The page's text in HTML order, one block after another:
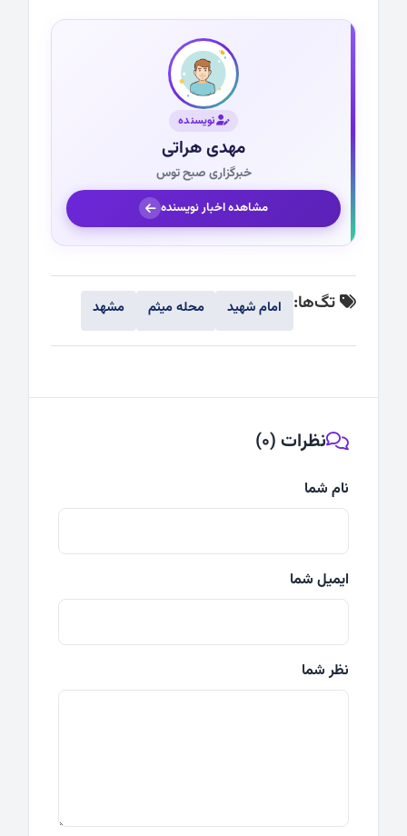
نویسنده
مهدی هراتی
خبرگزاری صبح توس
مشاهده اخبار نویسنده
تگ‌ها: امام شهید محله میثم مشهد
نظرات (0)
نام شما
ایمیل شما
نظر شما